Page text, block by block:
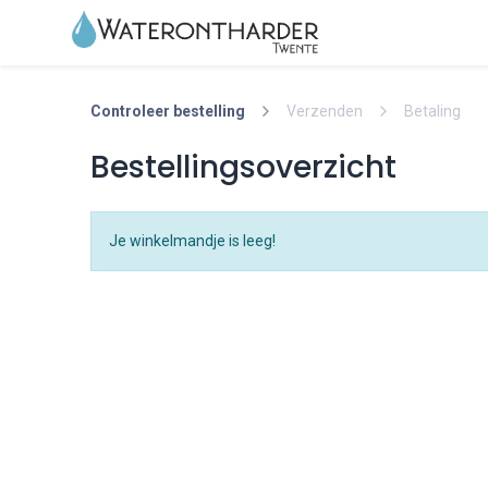
Controleer bestelling Verzenden Betaling
Bestellingsoverzicht
Je winkelmandje is leeg!